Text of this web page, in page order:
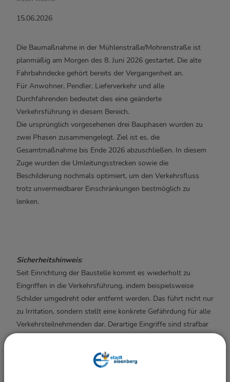
15.06.2026
Die Baumaßnahme in der Mühlenstraße/Mohrenstraße ist
planmäßig am Morgen des 8. Juni 2026 gestartet. Die alte
Fahrbahndecke gehört bereits der Vergangenheit an.
Für Anwohner, Pendler, Lieferverkehr und alle
Durchfahrenden bedeutet dies eine geänderte
Verkehrsführung in diesem Bereich.
Die ursprünglich vorgesehenen drei Bauphasen wurden zu
zwei Phasen zusammengelegt. Ziel ist es, die
Gesamtmaßnahme bis Ende 2026 abzuschließen. In diesem
Zuge wurden die Umleitungsstrecken sowie die
Beschilderung nochmals optimiert, um den Verkehrsfluss
trotz unvermeidbarer Einschränkungen bestmöglich zu
lenken.
Sicherheitshinweis:
Seit Einrichtung der Baustelle kommt es wiederholt zu
Eingriffen in die Verkehrsführung, indem beispielsweise
Schilder umgedreht oder entfernt werden. Das führt nicht nur
zu Irritation, sondern stellt eine konkrete Gefährdung für alle
Verkehrsteilnehmenden dar. Derartige Eingriffe sind strafbar
und werden zur Anzeige gebracht. Hinweise nimmt das
Ordnungsamt der Stadt Eisenberg entgegen (036691 / 73
ordnung@rathaus-eisenberg.de